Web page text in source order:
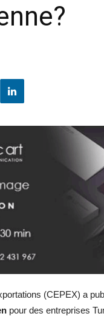
(CEPEX) a
pour des entreprises